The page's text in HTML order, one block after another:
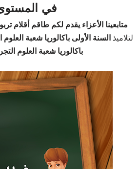
في
متابعينا الأعزاء يقدم لكم طاقم
لتلاميذ السنة الأولى باكالوريا شعبة العلوم
باكالوريا شعبة العلوم